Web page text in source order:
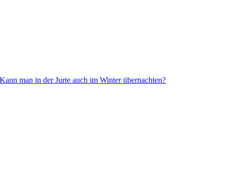
Kann man in der Jurte auch im Winter übernachten?